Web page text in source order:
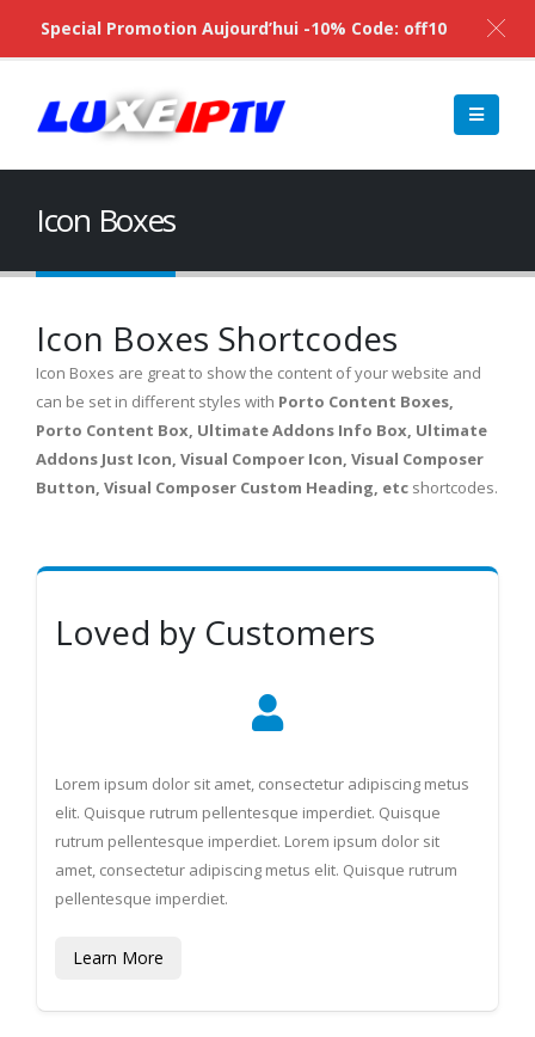
Icon Boxes
Icon Boxes Shortcodes
Icon Boxes are great to show the content of your website and
can be set in different styles with Porto Content Boxes,
Porto Content Box, Ultimate Addons Info Box, Ultimate
Addons Just Icon, Visual Compoer Icon, Visual Composer
Button, Visual Composer Custom Heading, etc shortcodes.
Loved by Customers
Lorem ipsum dolor sit amet, consectetur adipiscing metus
elit. Quisque rutrum pellentesque imperdiet. Quisque
rutrum pellentesque imperdiet. Lorem ipsum dolor sit
amet, consectetur adipiscing metus elit. Quisque rutrum
pellentesque imperdiet.
Learn More
Special Promotion Aujourd’hui -10% Code: off10